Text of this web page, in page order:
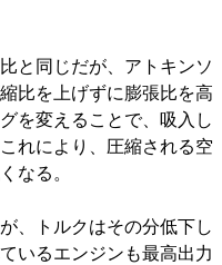
と同じだが、アトキンソ
比を上げずに膨張比を高
を変えることで、吸入し
れにより、圧縮される空
なる。
、トルクはその分低下し
いるエンジンも最高出力